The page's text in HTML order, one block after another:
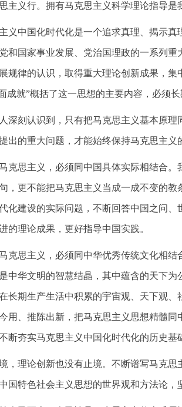
主义行。拥有马克思主义科学理论指导
义中国化时代化是一个追求真理、揭示
党和国家事业发展、党治国理政的一系列
规律的认识，取得重大理论创新成果，
成就”概括了这一思想的主要内容，必须
深刻认识到，只有把马克思主义基本原
出的重大问题，才能始终保持马克思主义
克思主义，必须同中国具体实际相结合
，更不能把马克思主义当成一成不变的
化建设的实际问题，不断回答中国之问
的理论成果，更好指导中国实践。
克思主义，必须同中华优秀传统文化相
中华文明的智慧结晶，其中蕴含的天下
长期生产生活中积累的宇宙观、天下观
用、推陈出新，把马克思主义思想精髓
断夯实马克思主义中国化时代化的历史
，理论创新也没有止境。不断谱写马克
国特色社会主义思想的世界观和方法论